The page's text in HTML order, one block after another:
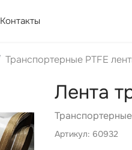
Контакты
Транспортерные PTFE
Лента
Артикул: 60932